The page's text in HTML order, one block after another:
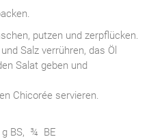
putzen und zerpflücken.
Salz verrühren, das Öl
Salat geben und
Chicorée servieren.
g BS, ¾ BE